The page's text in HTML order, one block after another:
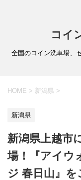
コイ
全国のコイン洗車場、
HOME > 新潟県 >
新潟県
新潟県上越市
場！『アイウ
ジ 春日山』を